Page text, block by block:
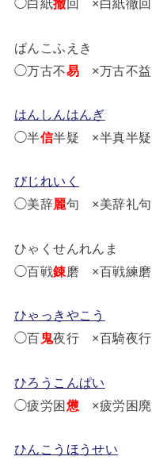
◯白紙撤回 ×白紙徹回
ばんこふえき
◯万古不易×万古不益
はんしんはんぎ
◯半信半疑 ×半真半疑
びじれいく
◯美辞麗句 ×美辞礼句
ひゃくせんれんま
◯百戦錬磨 ×百戦練磨
ひゃっきやこう
◯百鬼夜行 ×百騎夜行
ひろうこんぱい
◯疲労困憊×疲労困廃
ひんこうほうせい